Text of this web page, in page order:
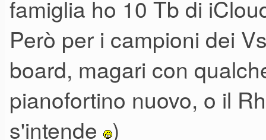
famiglia ho 10 Tb di
Però per i campioni dei
board, magari con
pianofortino nuovo, o il
s'intende )